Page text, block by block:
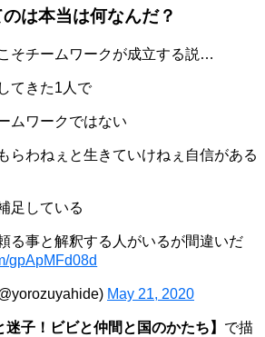
は本当は何なんだ？
そチームワークが成立する説…
てきた1人で
ムワークではない
らわねぇと生きていけねぇ自信がある
足している
る事と解釈する人がいるが間違いだ
gpApMFd08d
May 21, 2020
子！ビビと仲間と国のかたち】 で描